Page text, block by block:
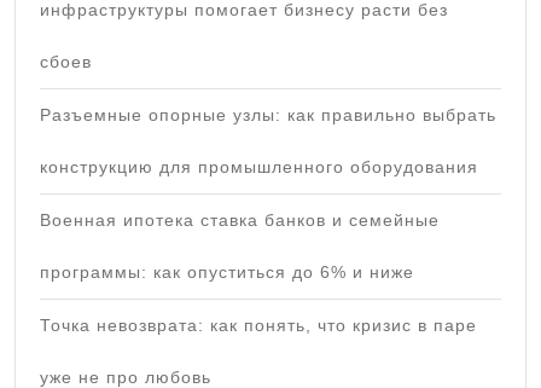
инфраструктуры помогает бизнесу расти без
сбоев
Разъемные опорные узлы: как правильно выбрать
конструкцию для промышленного оборудования
Военная ипотека ставка банков и семейные
программы: как опуститься до 6% и ниже
Точка невозврата: как понять, что кризис в паре
уже не про любовь